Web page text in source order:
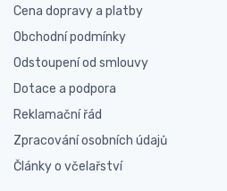
Cena dopravy a platby
Obchodní podmínky
Odstoupení od smlouvy
Dotace a podpora
Reklamační řád
Zpracování osobních údajů
Články o včelařství